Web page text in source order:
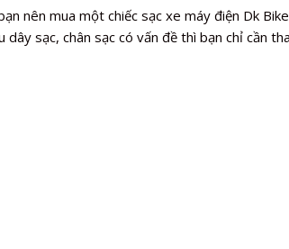
nên mua một chiếc sạc xe máy điện Dk
sạc, chân sạc có vấn đề thì bạn chỉ cần